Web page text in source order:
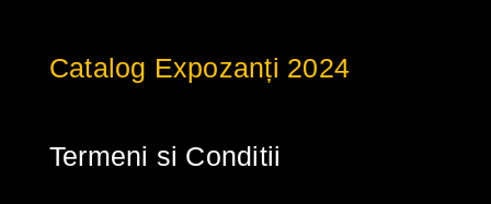
Catalog Expozanți 2024
Termeni si Conditii